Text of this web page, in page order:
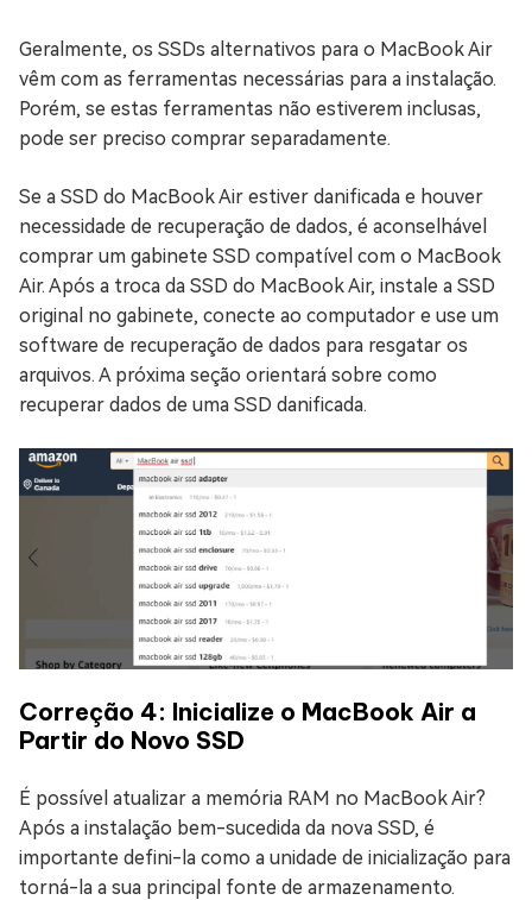
Geralmente, os SSDs alternativos para o MacBook Air
vêm com as ferramentas necessárias para a instalação.
Porém, se estas ferramentas não estiverem inclusas,
pode ser preciso comprar separadamente.
Se a SSD do MacBook Air estiver danificada e houver
necessidade de recuperação de dados, é aconselhável
comprar um gabinete SSD compatível com o MacBook
Air. Após a troca da SSD do MacBook Air, instale a SSD
original no gabinete, conecte ao computador e use um
software de recuperação de dados para resgatar os
arquivos. A próxima seção orientará sobre como
recuperar dados de uma SSD danificada.
Correção 4: Inicialize o MacBook Air a
Partir do Novo SSD
É possível atualizar a memória RAM no MacBook Air?
Após a instalação bem-sucedida da nova SSD, é
importante defini-la como a unidade de inicialização para
torná-la a sua principal fonte de armazenamento.